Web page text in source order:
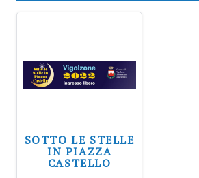
SOTTO LE STELLE
IN PIAZZA
CASTELLO